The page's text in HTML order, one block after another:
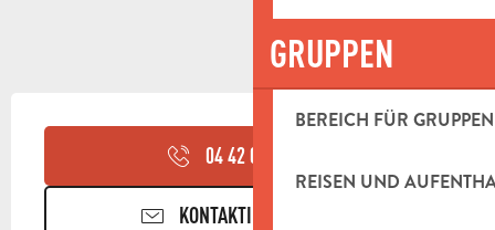
GRUPPEN
BEREICH FÜR GRUPPEN
REISEN UND
ÖFFNUNGSZEITEN &
04 42 03 49
KONTAKTIEREN SIE UNS